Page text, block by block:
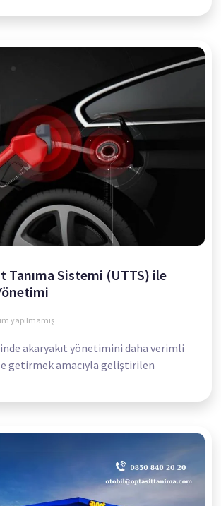
Tanıma Sistemi (UTTS) ile
yapılmamış
akaryakıt yönetimini daha verimli
getirmek amacıyla geliştirilen